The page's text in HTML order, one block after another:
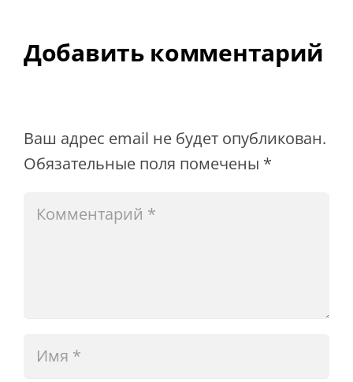
Добавить комментарий
Ваш адрес email не будет опубликован.
Обязательные поля помечены *